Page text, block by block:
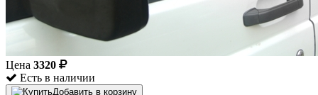
Цена 3320
Есть в наличии
Добавить в корзину